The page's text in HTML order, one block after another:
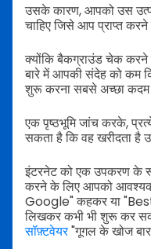
उसके कारण, आपको उस
चाहिए जिसे आप प्राप्त करने
क्योंकि बैकग्राउंड चेक करने
बारे में आपकी संदेह को कम
शुरू करना सबसे अच्छा कदम
एक पृष्ठभूमि जांच करके,
सकता है कि वह खरीदता है
इंटरनेट को एक उपकरण के
करने के लिए आपको
Google" कहकर या
लिखकर कभी भी शुरू कर
सॉफ़्टवेयर"गूगल के खोज